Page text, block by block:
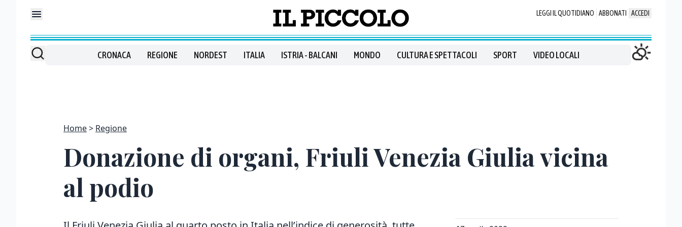
LEGGI IL QUOTIDIANO ABBONATI ACCEDI
CRONACA REGIONE NORDEST ITALIA ISTRIA - BALCANI MONDO CULTURA E SPETTACOLI SPORT VIDEO LOCALI
Home Regione
Donazione di organi, Friuli Venezia Giulia vicina
al podio